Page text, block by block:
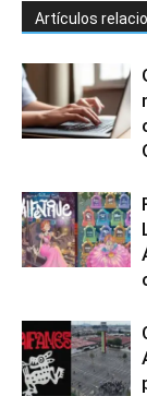
Artículos